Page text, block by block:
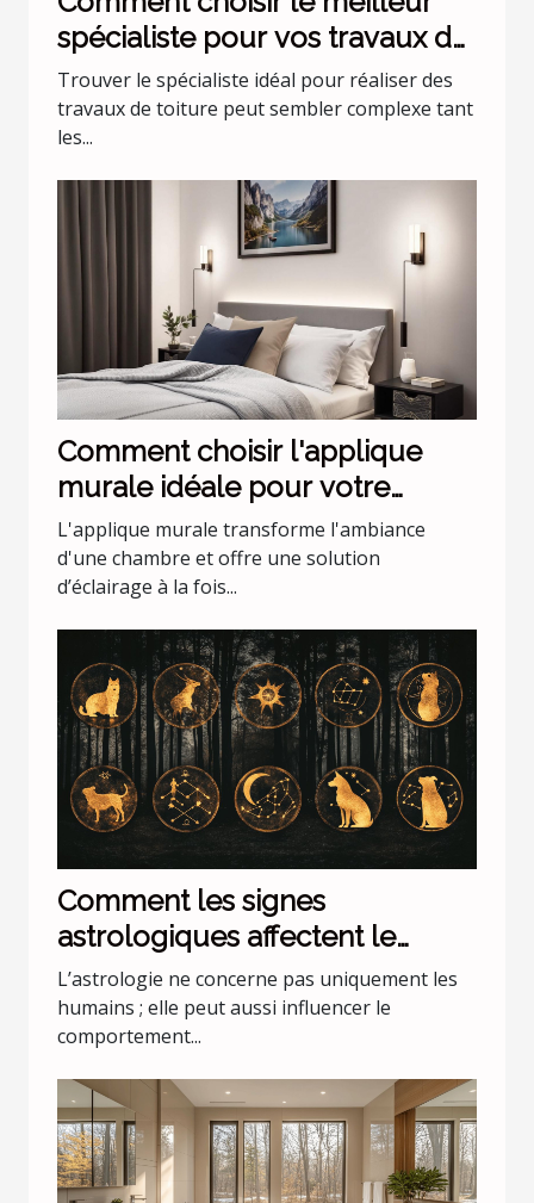
spécialiste pour vos travaux de
toiture ?
Trouver le spécialiste idéal pour réaliser des
travaux de toiture peut sembler complexe tant
les...
Comment choisir l'applique
murale idéale pour votre
chambre
L'applique murale transforme l'ambiance
d'une chambre et offre une solution
d’éclairage à la fois...
Comment les signes
astrologiques affectent le
comportement de nos animaux
domestiques
L’astrologie ne concerne pas uniquement les
humains ; elle peut aussi influencer le
comportement...